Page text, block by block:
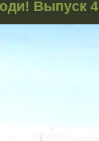
Выпуск 4